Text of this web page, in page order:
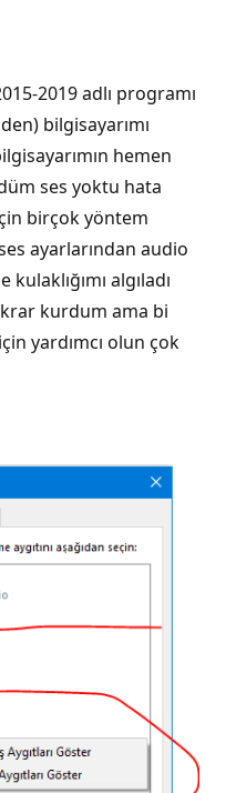
2019 adlı programı
bilgisayarımı
hemen
ses yoktu hata
birçok yöntem
ayarlarından audio
algıladı
kurdum ama bi
yardımcı olun çok